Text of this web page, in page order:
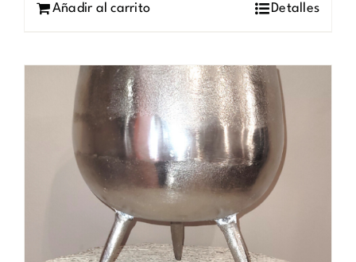
Añadir al carrito Detalles